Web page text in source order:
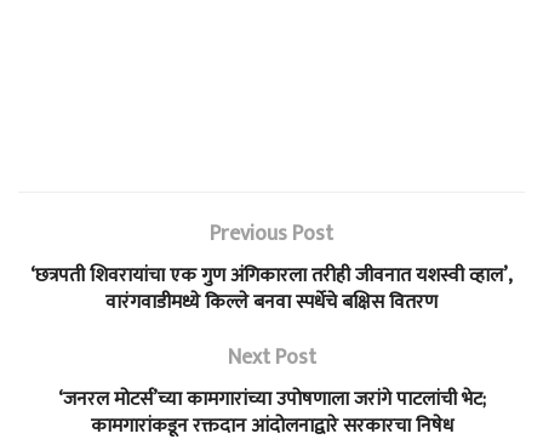
Previous Post
‘छत्रपती शिवरायांचा एक गुण अंगिकारला तरीही जीवनात यशस्वी व्हाल’,
वारंगवाडीमध्ये किल्ले बनवा स्पर्धेचे बक्षिस वितरण
Next Post
‘जनरल मोटर्स’च्या कामगारांच्या उपोषणाला जरांगे पाटलांची भेट;
कामगारांकडून रक्तदान आंदोलनाद्वारे सरकारचा निषेध